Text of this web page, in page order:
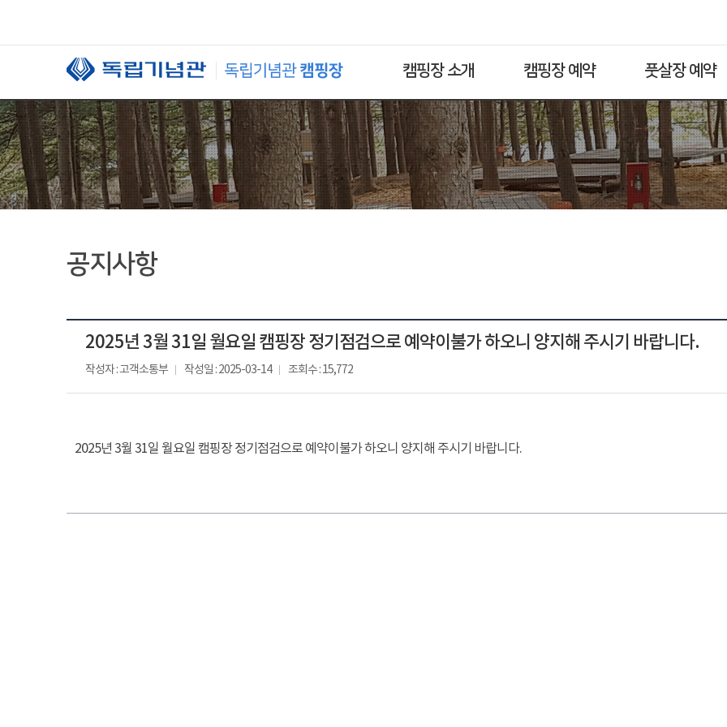
캠핑장 소개 캠핑장 예약 풋살장 예약
공지사항
2025년 3월 31일 월요일 캠핑장 정기점검으로 예약이불가 하오니 양지해 주시기 바랍니다.
작성자 : 고객소통부 작성일 : 2025-03-14 조회수 : 15,772
2025년 3월 31일 월요일 캠핑장 정기점검으로 예약이불가 하오니 양지해 주시기 바랍니다.